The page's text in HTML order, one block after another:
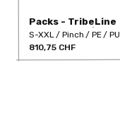
Packs - TribeLine
Pinches (PE/PU)
S-XXL Pinch PE
PU
810,75 CHF